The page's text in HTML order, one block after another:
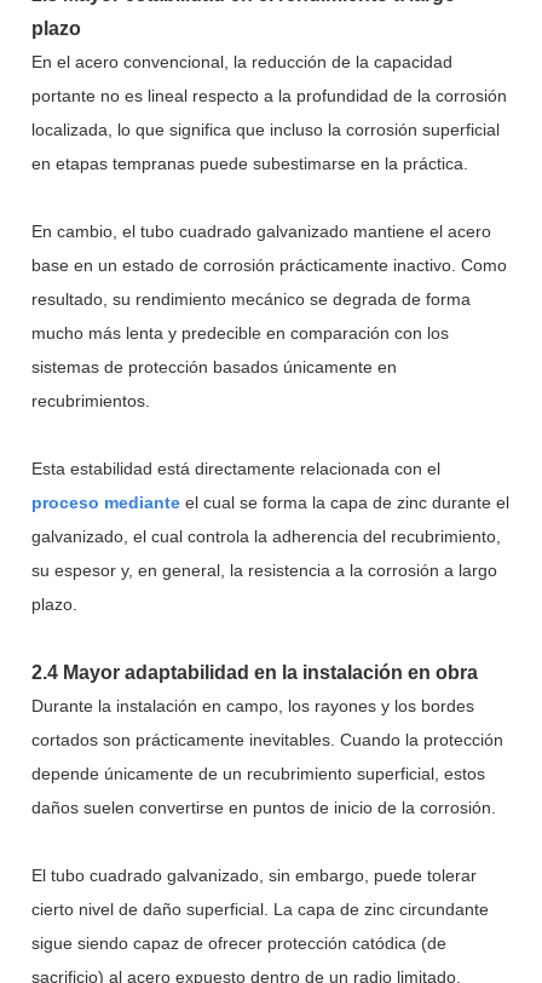
plazo
En el acero convencional, la reducción de la capacidad
portante no es lineal respecto a la profundidad de la corrosión
localizada, lo que significa que incluso la corrosión superficial
en etapas tempranas puede subestimarse en la práctica.
En cambio, el tubo cuadrado galvanizado mantiene el acero
base en un estado de corrosión prácticamente inactivo. Como
resultado, su rendimiento mecánico se degrada de forma
mucho más lenta y predecible en comparación con los
sistemas de protección basados únicamente en
recubrimientos.
Esta estabilidad está directamente relacionada con el
proceso mediante el cual se forma la capa de zinc durante el
galvanizado, el cual controla la adherencia del recubrimiento,
su espesor y, en general, la resistencia a la corrosión a largo
plazo.
2.4 Mayor adaptabilidad en la instalación en obra
Durante la instalación en campo, los rayones y los bordes
cortados son prácticamente inevitables. Cuando la protección
depende únicamente de un recubrimiento superficial, estos
daños suelen convertirse en puntos de inicio de la corrosión.
El tubo cuadrado galvanizado, sin embargo, puede tolerar
cierto nivel de daño superficial. La capa de zinc circundante
sigue siendo capaz de ofrecer protección catódica (de
sacrificio) al acero expuesto dentro de un radio limitado.